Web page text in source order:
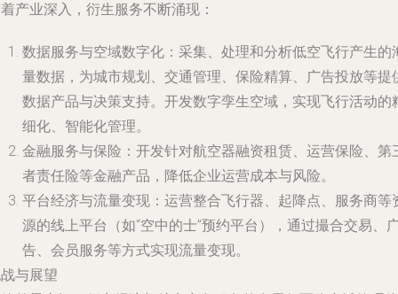
产业深入，衍生服务不断涌现：
数据服务与空域数字化 ：采集、处理和分析低空飞行产生的
量数据，为城市规划、交通管理、保险精算、广告投放等提
数据产品与决策支持。开发数字孪生空域，实现飞行活动的
细化、智能化管理。
金融服务与保险 ：开发针对航空器融资租赁、运营保险、第
者责任险等金融产品，降低企业运营成本与风险。
平台经济与流量变现 ：运营整合飞行器、起降点、服务商等
源的线上平台（如“空中的士”预约平台），通过撮合交易、
告、会员服务等方式实现流量变现。
与展望